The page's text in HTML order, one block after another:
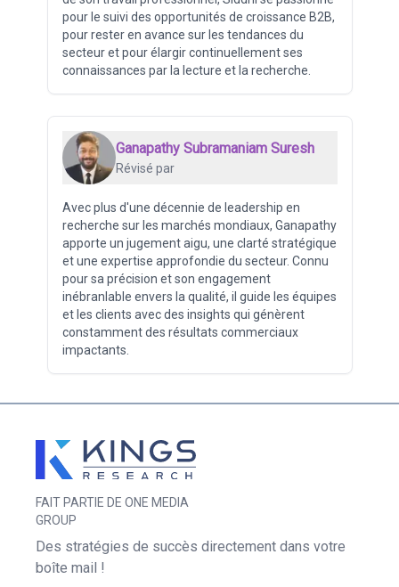
pour le suivi des opportunités de croissance B2B,
pour rester en avance sur les tendances du
secteur et pour élargir continuellement ses
connaissances par la lecture et la recherche.
Ganapathy Subramaniam Suresh
Révisé par
Avec plus d'une décennie de leadership en
recherche sur les marchés mondiaux, Ganapathy
apporte un jugement aigu, une clarté stratégique
et une expertise approfondie du secteur. Connu
pour sa précision et son engagement
inébranlable envers la qualité, il guide les équipes
et les clients avec des insights qui génèrent
constamment des résultats commerciaux
impactants.
FAIT PARTIE DE ONE MEDIA
GROUP
Des stratégies de succès directement dans votre
boîte mail !